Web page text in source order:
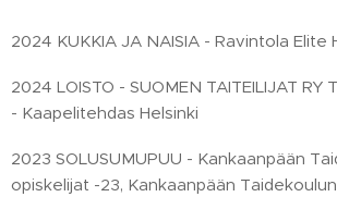
2024 KUKKIA JA NAISIA - Ravintola Elite
2024 LOISTO - SUOMEN TAITEILIJAT RY
- Kaapelitehdas Helsinki
2023 SOLUSUMUPUU - Kankaanpään
opiskelijat -23, Kankaanpään